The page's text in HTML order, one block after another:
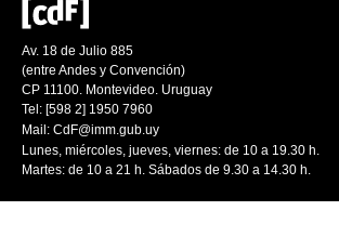
Av. 18 de Julio 885
(entre Andes y Convención)
CP 11100. Montevideo. Uruguay
Tel: [598 2] 1950 7960
Mail: CdF@imm.gub.uy
Lunes, miércoles, jueves, viernes: de 10 a 19.30 h.
Martes: de 10 a 21 h. Sábados de 9.30 a 14.30 h.